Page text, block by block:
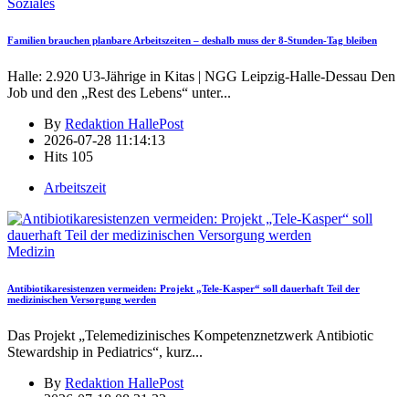
Soziales
Familien brauchen planbare Arbeitszeiten – deshalb muss der 8-Stunden-Tag bleiben
Halle: 2.920 U3-Jährige in Kitas | NGG Leipzig-Halle-Dessau Den
Job und den „Rest des Lebens“ unter...
By Redaktion HallePost
2026-07-28 11:14:13
Hits 105
Arbeitszeit
Medizin
Antibiotikaresistenzen vermeiden: Projekt „Tele-Kasper“ soll dauerhaft Teil der
medizinischen Versorgung werden
Das Projekt „Telemedizinisches Kompetenznetzwerk Antibiotic
Stewardship in Pediatrics“, kurz...
By Redaktion HallePost